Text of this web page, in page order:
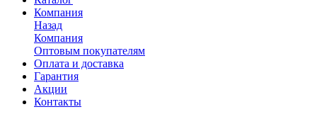
Компания
Назад
Компания
Оптовым покупателям
Оплата и доставка
Гарантия
Акции
Контакты